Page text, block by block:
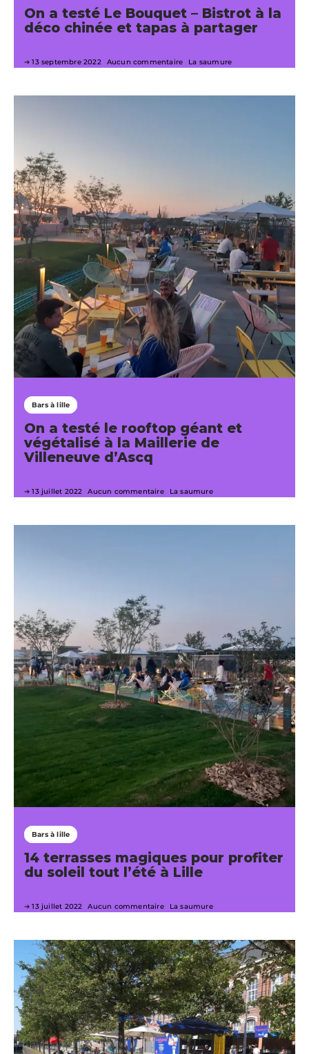
On a testé Le Bouquet – Bistrot à la
déco chinée et tapas à partager
13 septembre 2022 Aucun commentaire La saumure
Bars à lille
On a testé le rooftop géant et
végétalisé à la Maillerie de
Villeneuve d’Ascq
13 juillet 2022 Aucun commentaire La saumure
Bars à lille
14 terrasses magiques pour profiter
du soleil tout l’été à Lille
13 juillet 2022 Aucun commentaire La saumure